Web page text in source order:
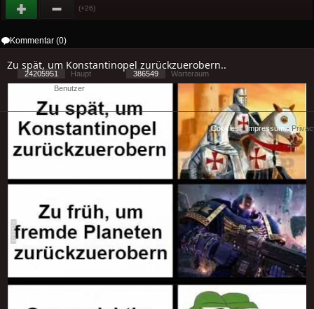
(+26)
Kommentar (0)
Zu spät, um Konstantinopel zurückzuerobern..
24205951 Haupt 386549
Warteraum
Benutzer
Cookies-Impressum-